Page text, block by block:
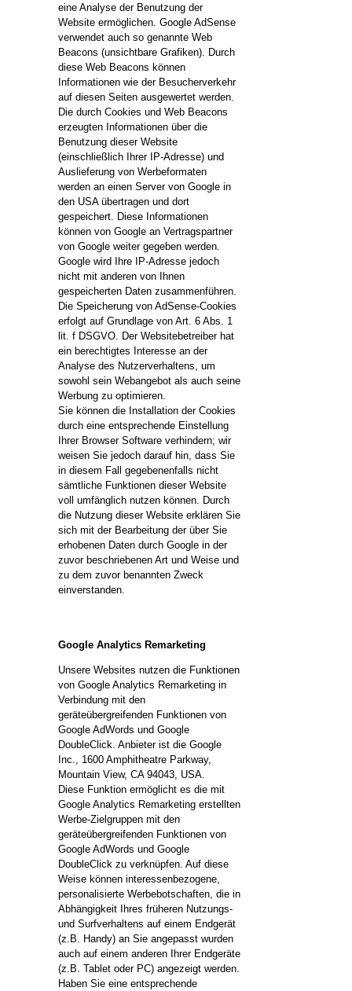
eine Analyse der Benutzung der
Website ermöglichen. Google AdSense
verwendet auch so genannte Web
Beacons (unsichtbare Grafiken). Durch
diese Web Beacons können
Informationen wie der Besucherverkehr
auf diesen Seiten ausgewertet werden.
Die durch Cookies und Web Beacons
erzeugten Informationen über die
Benutzung dieser Website
(einschließlich Ihrer IP-Adresse) und
Auslieferung von Werbeformaten
werden an einen Server von Google in
den USA übertragen und dort
gespeichert. Diese Informationen
können von Google an Vertragspartner
von Google weiter gegeben werden.
Google wird Ihre IP-Adresse jedoch
nicht mit anderen von Ihnen
gespeicherten Daten zusammenführen.
Die Speicherung von AdSense-Cookies
erfolgt auf Grundlage von Art. 6 Abs. 1
lit. f DSGVO. Der Websitebetreiber hat
ein berechtigtes Interesse an der
Analyse des Nutzerverhaltens, um
sowohl sein Webangebot als auch seine
Werbung zu optimieren.
Sie können die Installation der Cookies
durch eine entsprechende Einstellung
Ihrer Browser Software verhindern; wir
weisen Sie jedoch darauf hin, dass Sie
in diesem Fall gegebenenfalls nicht
sämtliche Funktionen dieser Website
voll umfänglich nutzen können. Durch
die Nutzung dieser Website erklären Sie
sich mit der Bearbeitung der über Sie
erhobenen Daten durch Google in der
zuvor beschriebenen Art und Weise und
zu dem zuvor benannten Zweck
einverstanden.
Google Analytics Remarketing
Unsere Websites nutzen die Funktionen
von Google Analytics Remarketing in
Verbindung mit den
geräteübergreifenden Funktionen von
Google AdWords und Google
DoubleClick. Anbieter ist die Google
Inc., 1600 Amphitheatre Parkway,
Mountain View, CA 94043, USA.
Diese Funktion ermöglicht es die mit
Google Analytics Remarketing erstellten
Werbe-Zielgruppen mit den
geräteübergreifenden Funktionen von
Google AdWords und Google
DoubleClick zu verknüpfen. Auf diese
Weise können interessenbezogene,
personalisierte Werbebotschaften, die in
Abhängigkeit Ihres früheren Nutzungs-
und Surfverhaltens auf einem Endgerät
(z.B. Handy) an Sie angepasst wurden
auch auf einem anderen Ihrer Endgeräte
(z.B. Tablet oder PC) angezeigt werden.
Haben Sie eine entsprechende